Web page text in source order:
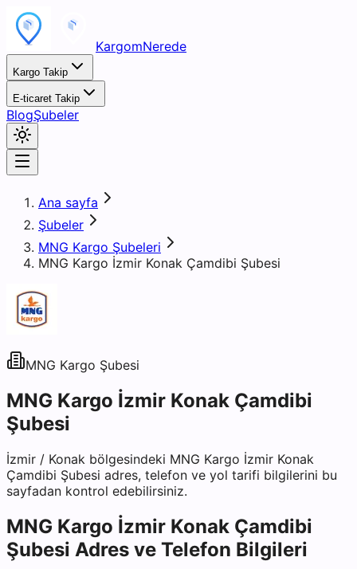
KargomNerede
Kargo Takip
E-ticaret Takip
BlogŞubeler
Ana sayfa
Şubeler
MNG Kargo Şubeleri
MNG Kargo İzmir Konak Çamdibi Şubesi
MNG Kargo Şubesi
MNG Kargo İzmir Konak Çamdibi
Şubesi
İzmir / Konak bölgesindeki MNG Kargo İzmir Konak
Çamdibi Şubesi adres, telefon ve yol tarifi bilgilerini bu
sayfadan kontrol edebilirsiniz.
MNG Kargo İzmir Konak Çamdibi
Şubesi Adres ve Telefon Bilgileri